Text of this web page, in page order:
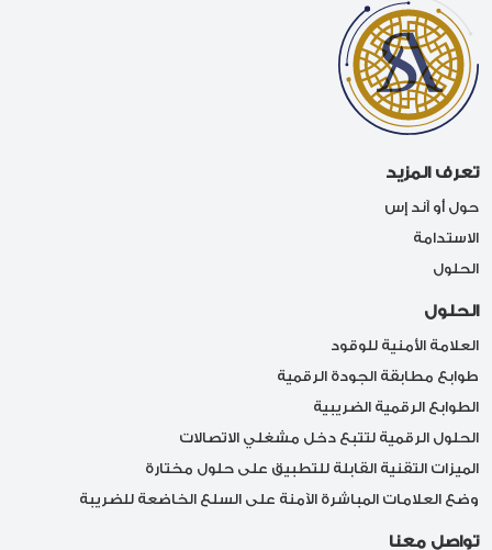
تعرف المزيد
حول أو آند إس
الاستدامة
الحلول
الحلول
العلامة الأمنية للوقود
طوابع مطابقة الجودة الرقمية
الطوابع الرقمية الضريبية
الحلول الرقمية لتتبع دخل مشغلي الاتصالات
الميزات التقنية القابلة للتطبيق على حلول مختارة
وضع العلامات المباشرة الآمنة على السلع الخاضعة للضريبة
تواصل معنا